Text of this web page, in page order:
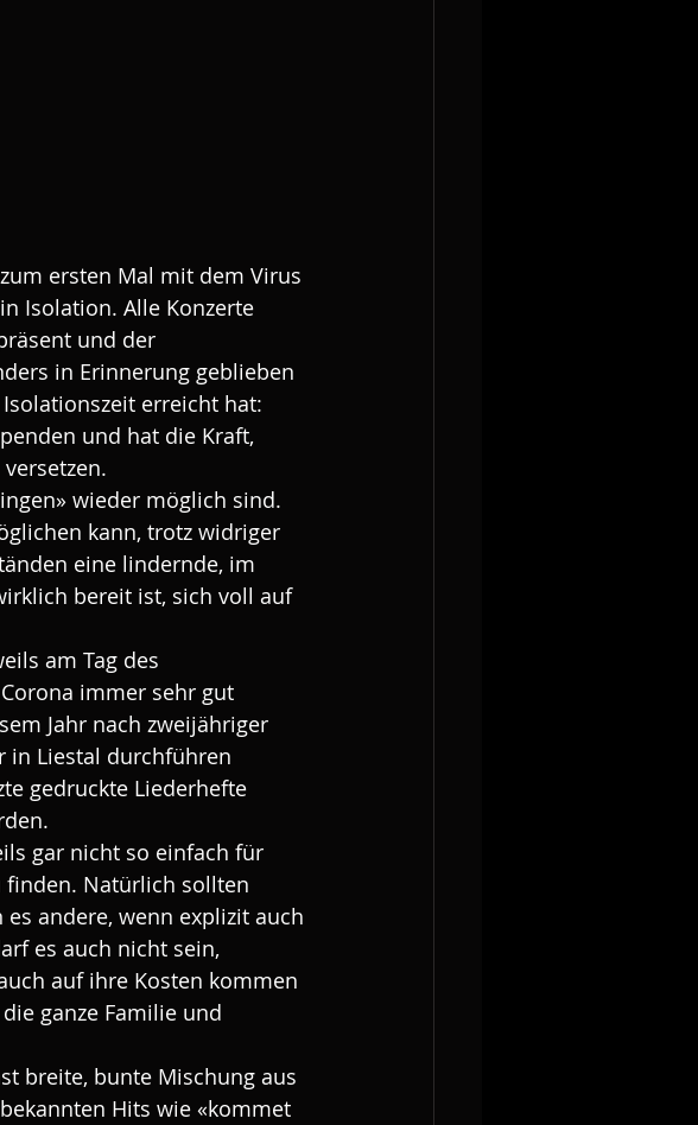
ersten Mal mit dem Virus
Isolation. Alle Konzerte
und der
in Erinnerung geblieben
erreicht hat:
und hat die Kraft,
wieder möglich sind.
kann, trotz widriger
eine lindernde, im
bereit ist, sich voll auf
am Tag des
immer sehr gut
Jahr nach zweijähriger
in Liestal durchführen
gedruckte Liederhefte
gar nicht so einfach für
finden. Natürlich sollten
andere, wenn explizit auch
es auch nicht sein,
auf ihre Kosten kommen
ganze Familie und
breite, bunte Mischung aus
Hits wie «kommet